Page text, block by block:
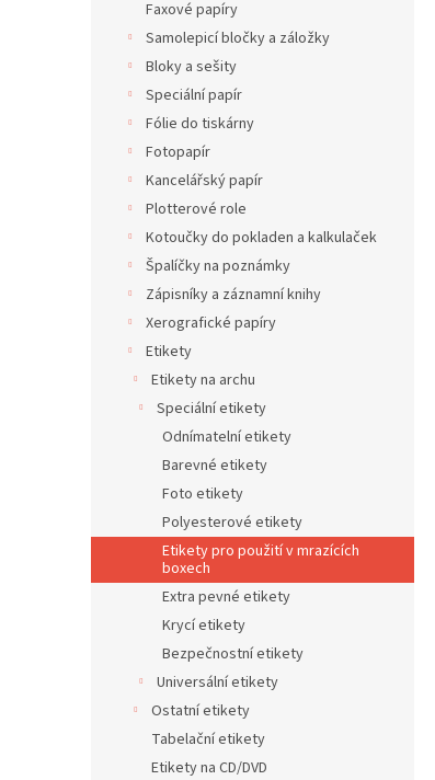
Faxové papíry
Samolepicí bločky a záložky
Bloky a sešity
Speciální papír
Fólie do tiskárny
Fotopapír
Kancelářský papír
Plotterové role
Kotoučky do pokladen a kalkulaček
Špalíčky na poznámky
Zápisníky a záznamní knihy
Xerografické papíry
Etikety
Etikety na archu
Speciální etikety
Odnímatelní etikety
Barevné etikety
Foto etikety
Polyesterové etikety
Etikety pro použití v mrazících
boxech
Extra pevné etikety
Krycí etikety
Bezpečnostní etikety
Universální etikety
Ostatní etikety
Tabelační etikety
Etikety na CD/DVD